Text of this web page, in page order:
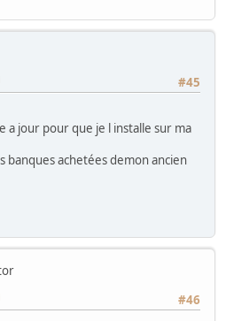
#45
a jour pour que je l installe sur ma
banques achetées demon ancien
#46